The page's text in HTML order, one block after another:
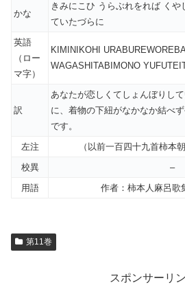
かな
きみにこひ うらぶれをれば く
ていたづらに
英語
（ロー
マ字）
KIMINIKOHI
WAGASHITABIMONO
訳
あなたが恋しくてしょんぼりし
に、着物の下紐がなかなか結べ
です。
左注
（以前一百四十九首柿本
校異
–
用語
作者：柿本人麻呂歌
第11巻
スポンサーリ